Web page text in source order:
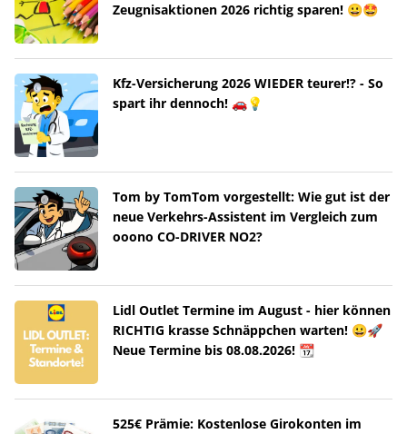
Zeugnisaktionen 2026 richtig sparen! 😀🤩
Kfz-Versicherung 2026 WIEDER teurer!? - So
spart ihr dennoch! 🚗💡
Tom by TomTom vorgestellt: Wie gut ist der
neue Verkehrs-Assistent im Vergleich zum
ooono CO-DRIVER NO2?
Lidl Outlet Termine im August - hier können
RICHTIG krasse Schnäppchen warten! 😀🚀
Neue Termine bis 08.08.2026! 📆
525€ Prämie: Kostenlose Girokonten im